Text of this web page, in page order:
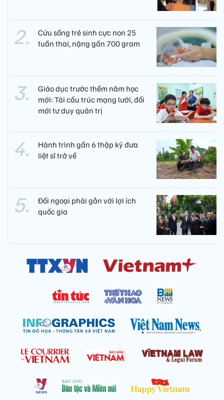
Cứu sống trẻ sinh cực non 25
tuần thai, nặng gần 700 gram
Giáo dục trước thềm năm học
mới: Tái cấu trúc mạng lưới, đổi
mới tư duy quản trị
Hành trình gần 6 thập kỷ đưa
liệt sĩ trở về
Đối ngoại phải gắn với lợi ích
quốc gia